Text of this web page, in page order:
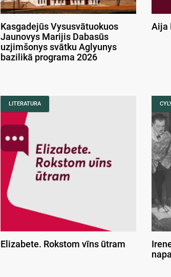
Kasgadejūs Vysusvātuokuos
Jaunovys Marijis Dabasūs
uzjimšonys svātku Aglyunys
bazilikā programa 2026
Aija
LITERATURA
Elizabete. Rokstom vīns ūtram